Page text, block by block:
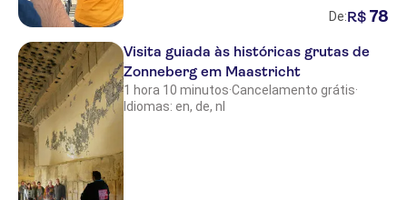
De:R$ 78
Visita guiada às históricas grutas de
Zonneberg em Maastricht
1 hora 10 minutos·Cancelamento grátis·
Idiomas: en, de, nl